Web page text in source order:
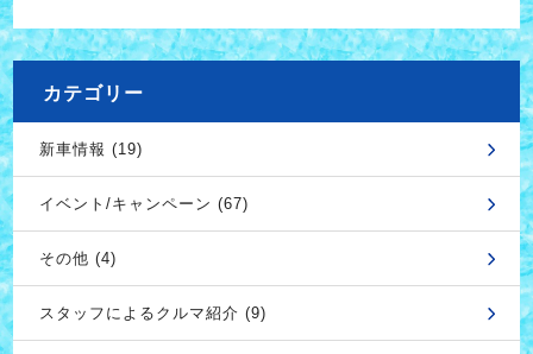
カテゴリー
新車情報 (19)
イベント/キャンペーン (67)
その他 (4)
スタッフによるクルマ紹介 (9)